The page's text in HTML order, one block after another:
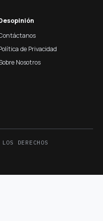
de Privacidad
Nosotros
DERECHOS